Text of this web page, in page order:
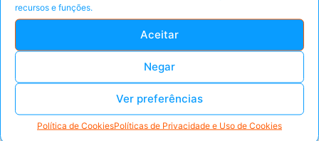
recursos e funções.
Aceitar
Negar
Ver preferências
Política de CookiesPolíticas de Privacidade e Uso de Cookies